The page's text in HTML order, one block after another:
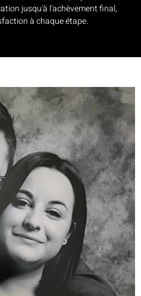
jusqu'à l'achèvement final,
à chaque étape.